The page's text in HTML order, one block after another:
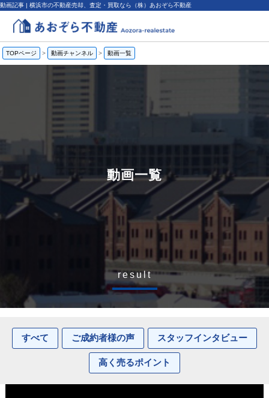
動画記事 | 横浜市の不動産売却、査定・買取なら（株）あおぞら不動産
TOPページ > 動画チャンネル > 動画一覧
動画一覧
result
すべて ご成約者様の声 スタッフインタビュー
高く売るポイント